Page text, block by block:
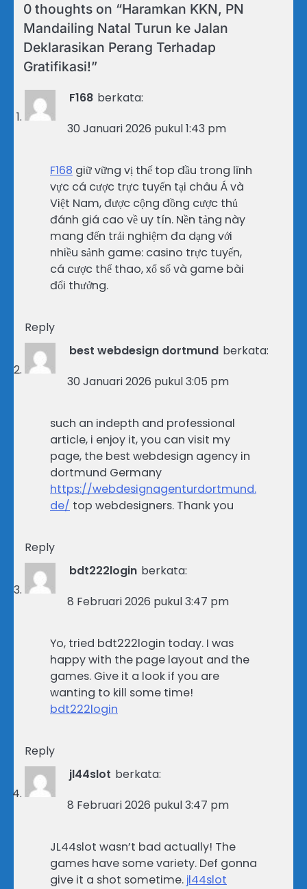
0 thoughts on “Haramkan KKN, PN
Mandailing Natal Turun ke Jalan
Deklarasikan Perang Terhadap
Gratifikasi!”
F168 berkata:
30 Januari 2026 pukul 1:43 pm
F168 giữ vững vị thế top đầu trong lĩnh
vực cá cược trực tuyến tại châu Á và
Việt Nam, được cộng đồng cược thủ
đánh giá cao về uy tín. Nền tảng này
mang đến trải nghiệm đa dạng với
nhiều sảnh game: casino trực tuyến,
cá cược thể thao, xổ số và game bài
đổi thưởng.
Reply
best webdesign dortmund berkata:
30 Januari 2026 pukul 3:05 pm
such an indepth and professional
article, i enjoy it, you can visit my
page, the best webdesign agency in
dortmund Germany
https://webdesignagenturdortmund.
de/ top webdesigners. Thank you
Reply
bdt222login berkata:
8 Februari 2026 pukul 3:47 pm
Yo, tried bdt222login today. I was
happy with the page layout and the
games. Give it a look if you are
wanting to kill some time!
bdt222login
Reply
jl44slot berkata:
8 Februari 2026 pukul 3:47 pm
JL44slot wasn’t bad actually! The
games have some variety. Def gonna
give it a shot sometime. jl44slot